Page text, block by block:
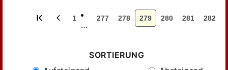
1
…
277 278 279 280 281 282
SORTIERUNG